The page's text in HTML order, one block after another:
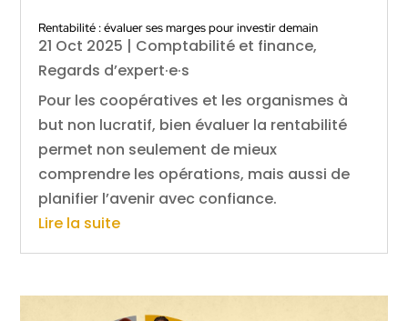
Rentabilité : évaluer ses marges pour investir demain
21 Oct 2025 | Comptabilité et finance,
Regards d’expert·e·s
Pour les coopératives et les organismes à
but non lucratif, bien évaluer la rentabilité
permet non seulement de mieux
comprendre les opérations, mais aussi de
planifier l’avenir avec confiance.
Lire la suite